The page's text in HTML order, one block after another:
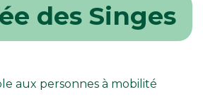
des Singes
aux personnes à mobilité